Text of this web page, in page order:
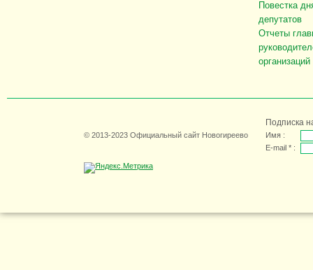
Повестка
депутатов
Отчеты
организаций
© 2013-2023 Официальный сайт Новогиреево
Подписка
Имя :
E-mail * :